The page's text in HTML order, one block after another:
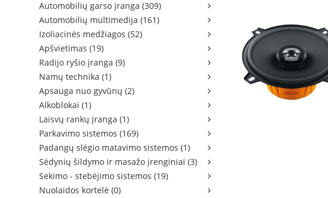
Automobilių garso įranga (309)
Automobilių multimedija (161)
Izoliacinės medžiagos (52)
Apšvietimas (19)
Radijo ryšio įranga (9)
Namų technika (1)
Apsauga nuo gyvūnų (2)
Alkoblokai (1)
Laisvų rankų įranga (1)
Parkavimo sistemos (169)
Padangų slėgio matavimo sistemos (1)
Sėdynių šildymo ir masažo įrenginiai (3)
Sekimo - stebėjimo sistemos (19)
Nuolaidos kortelė (0)